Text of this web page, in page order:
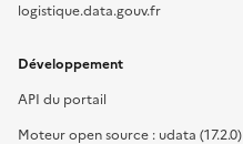
logistique.data.gouv.fr
Développement
API du portail
Moteur open source : udata (17.2.0)